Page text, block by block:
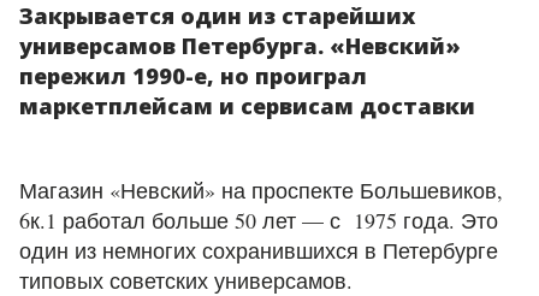
Закрывается один из старейших
универсамов Петербурга. «Невский»
пережил 1990-е, но проиграл
маркетплейсам и сервисам доставки
Магазин «Невский» на проспекте Большевиков,
6к.1 работал больше 50 лет — с 1975 года. Это
один из немногих сохранившихся в Петербурге
типовых советских универсамов.